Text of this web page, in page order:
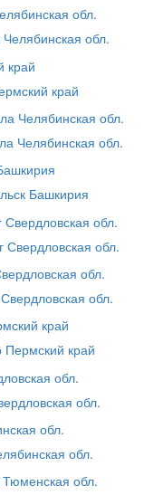
обл.
край
Челябинская обл.
Башкирия
Свердловская обл.
обл.
край
обл.
обл.